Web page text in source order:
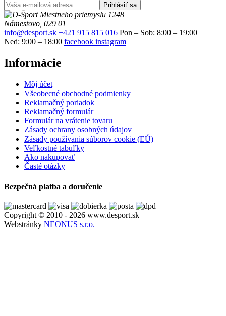
Prihlásiť sa
Miestneho priemyslu 1248
Námestovo, 029 01
info@desport.sk +421 915 815 016 Pon – Sob: 8:00 – 19:00
Ned: 9:00 – 18:00 facebook instagram
Informácie
Môj účet
Všeobecné obchodné podmienky
Reklamačný poriadok
Reklamačný formulár
Formulár na vrátenie tovaru
Zásady ochrany osobných údajov
Zásady používania súborov cookie (EÚ)
Veľkostné tabuľky
Ako nakupovať
Časté otázky
Bezpečná platba a doručenie
Copyright © 2010 - 2026 www.desport.sk
Webstránky NEONUS s.r.o.